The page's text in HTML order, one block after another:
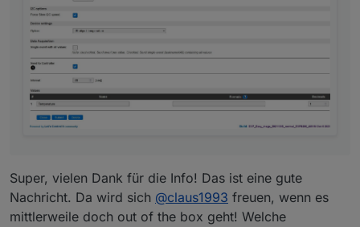
Ich werde ihn jetzt doch leicht schräg anbringen,
damit es ablaufen kann.
Super, vielen Dank für die Info! Das ist eine gute
Nachricht. Da wird sich @claus1993 freuen, wenn es
mittlerweile doch out of the box geht! Welche